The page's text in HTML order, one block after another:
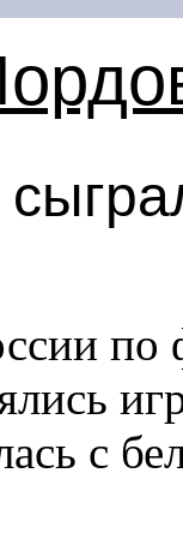
по
с